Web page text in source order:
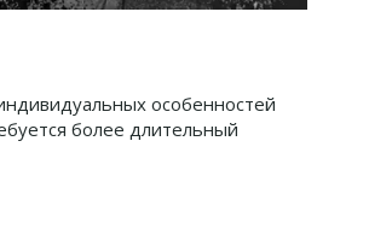
особенностей
более длительный